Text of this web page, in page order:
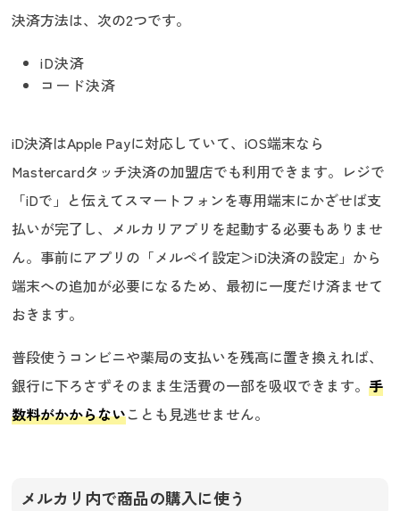
決済方法は、次の2つです。
iD決済
コード決済
iD決済はApple Payに対応していて、iOS端末なら
Mastercardタッチ決済の加盟店でも利用できます。レジで
「iDで」と伝えてスマートフォンを専用端末にかざせば支
払いが完了し、メルカリアプリを起動する必要もありませ
ん。事前にアプリの「メルペイ設定＞iD決済の設定」から
端末への追加が必要になるため、最初に一度だけ済ませて
おきます。
普段使うコンビニや薬局の支払いを残高に置き換えれば、
銀行に下ろさずそのまま生活費の一部を吸収できます。手
数料がかからないことも見逃せません。
メルカリ内で商品の購入に使う